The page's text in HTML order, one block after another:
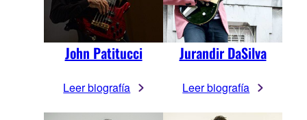
John Patitucci
Leer biografía
Jurandir DaSilva
Leer biografía